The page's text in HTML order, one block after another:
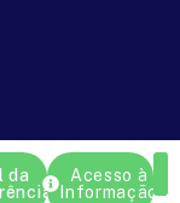
da
Acesso à
Informação